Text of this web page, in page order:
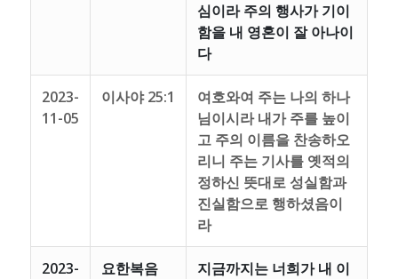
심이라 주의 행사가 기이
함을 내 영혼이 잘 아나이
다
2023-
11-05
이사야 25:1
여호와여 주는 나의 하나
님이시라 내가 주를 높이
고 주의 이름을 찬송하오
리니 주는 기사를 옛적의
정하신 뜻대로 성실함과
진실함으로 행하셨음이
라
2023-
요한복음
지금까지는 너희가 내 이